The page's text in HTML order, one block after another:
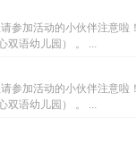
参加活动的小伙伴注意
双语幼儿园） 。 ...
参加活动的小伙伴注意
双语幼儿园） 。 ...